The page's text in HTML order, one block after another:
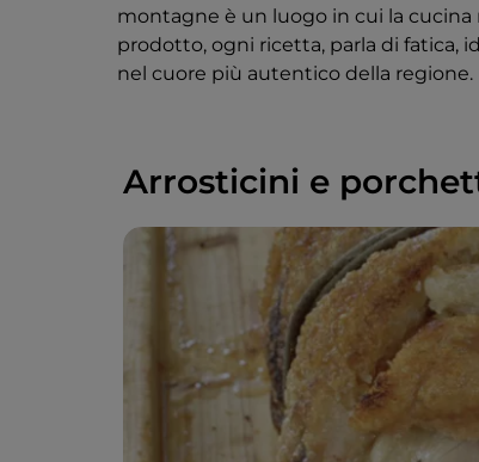
montagne è un luogo in cui la
prodotto, ogni ricetta, parla di fatica,
nel cuore più autentico della regione.
Arrosticini e